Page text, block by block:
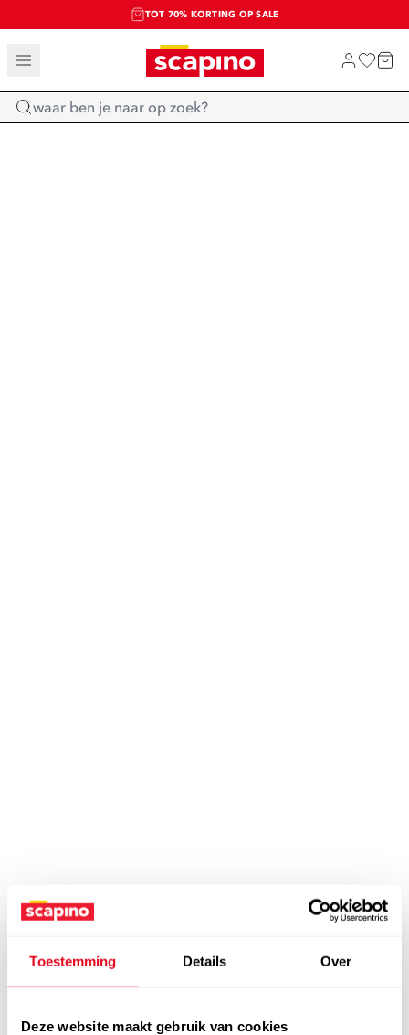
Toestemming Details Over
Deze website maakt gebruik van cookies
TOT 70% KORTING OP SALE
SALE: LAATSTE KANS!
SHOP NIEUW
Home